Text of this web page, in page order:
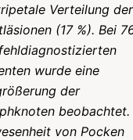
Verteilung der
(17 %). Bei
wurde eine
der
beobachtet.
von Pocken